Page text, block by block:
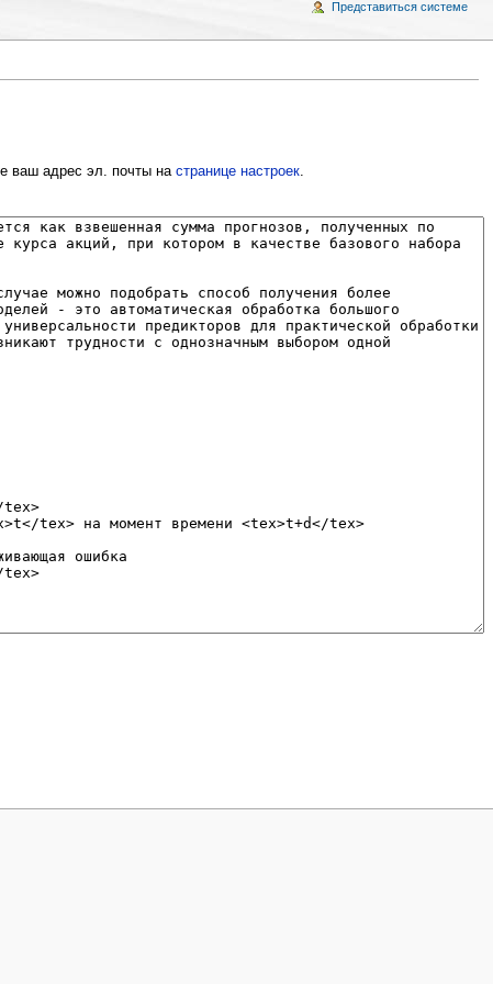
ваш адрес эл. почты на странице настроек.
Представиться системе